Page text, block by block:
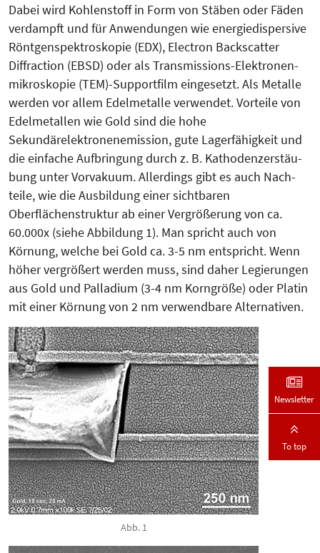
Dabei wird Kohlenstoff in Form von Stäben oder Fäden
verdampft und für Anwendungen wie energiedispersive
Röntgenspektroskopie (EDX), Electron Backscatter
Diffraction (EBSD) oder als Transmissions-Elek­tro­nen­
mikroskopie (TEM)-Support­film eingesetzt. Als Metalle
werden vor allem Edel­metalle verwendet. Vorteile von
Edelmetallen wie Gold sind die hohe
Sekundärelektronenemission, gute Lagerfähigkeit und
die einfache Auf­­bringung durch z. B. Katho­den­­­zer­stäu­
bung unter Vorva­kuum. Aller­dings gibt es auch Nach­
teile, wie die Ausbildung einer sichtba­ren
Oberflächenstruktur ab einer Vergrößerung von ca.
60.000x (sie­he Abbildung 1). Man spricht auch von
Körnung, welche bei Gold ca. 3-5 nm entspricht. Wenn
höher vergrößert werden muss, sind daher Le­gie­rungen
aus Gold und Palla­dium (3-4 nm Korngröße) oder Platin
mit einer Körnung von 2 nm verwendbare Alternativen.
Abb. 1
Newsletter
To top